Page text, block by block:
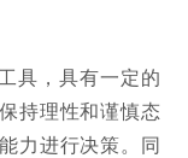
具，具有一定的
持理性和谨慎态
力进行决策。同